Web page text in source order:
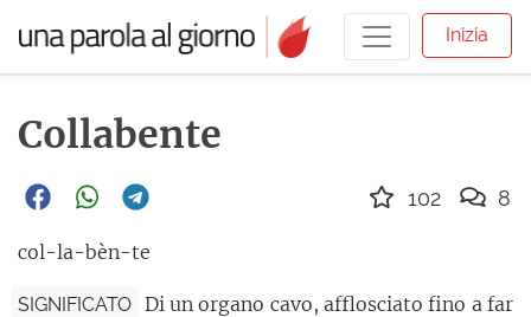
Inizia
Collabente
col-la-bèn-te
SIGNIFICATO
Di un organo cavo, afflosciato fino a far
102 8